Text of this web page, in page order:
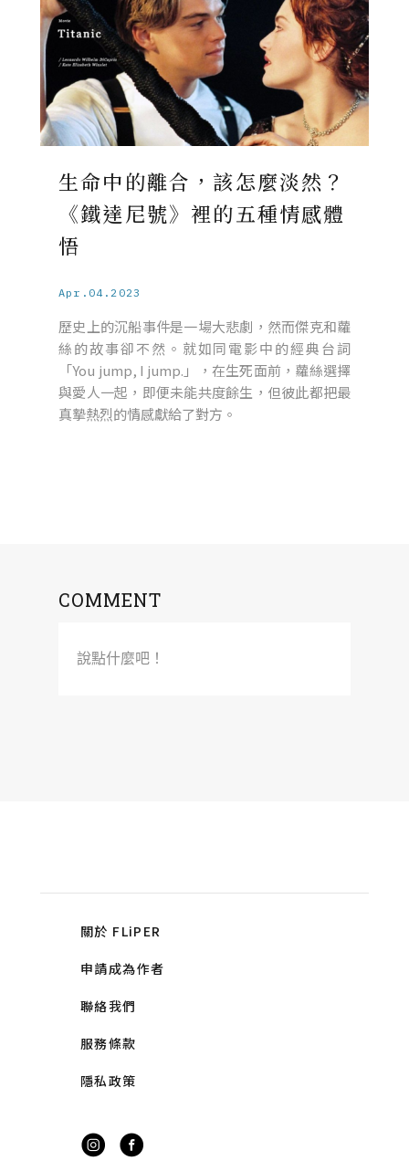
生命中的離合，該怎麼淡然？
《鐵達尼號》裡的五種情感體
悟
Apr.04.2023
歷史上的沉船事件是一場大悲劇，然而傑克和蘿
絲的故事卻不然。就如同電影中的經典台詞
「You jump, I jump.」，在生死面前，蘿絲選擇
與愛人一起，即便未能共度餘生，但彼此都把最
真摯熱烈的情感獻給了對方。
COMMENT
說點什麼吧！
關於 FLiPER
申請成為作者
聯絡我們
服務條款
隱私政策